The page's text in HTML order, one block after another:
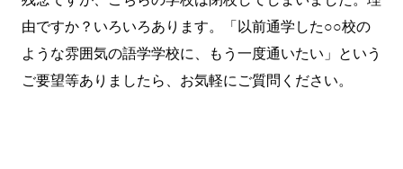
由ですか？いろいろあります。「以前通学した○○校の
ような雰囲気の語学学校に、もう一度通いたい」という
ご要望等ありましたら、 お気軽にご質問 ください。